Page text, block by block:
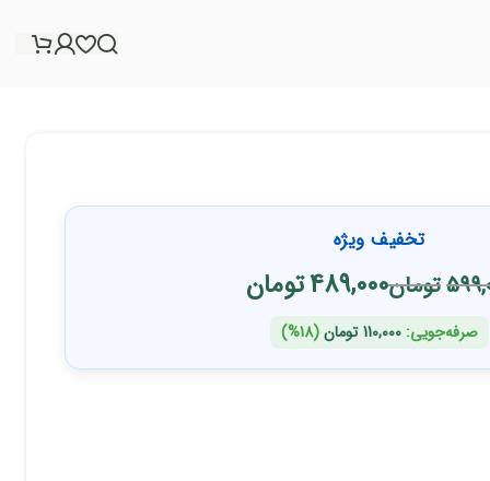
تخفیف ویژه
تومان489,000تومان
صرفه‌جویی:110,000 تومان(18%)